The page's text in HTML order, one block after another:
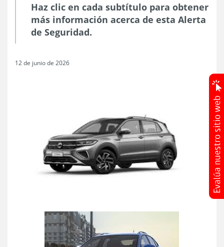
Haz clic en cada subtítulo para obtener
más información acerca de esta Alerta
de Seguridad.
12 de junio de 2026